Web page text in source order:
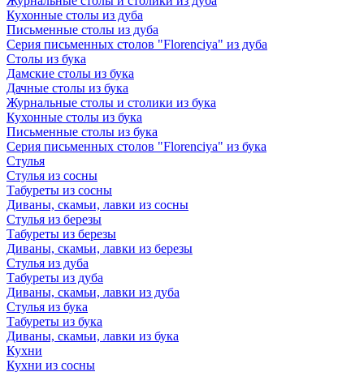
Кухонные столы из дуба
Письменные столы из дуба
Серия письменных столов "Florenciya" из дуба
Столы из бука
Дамские столы из бука
Дачные столы из бука
Журнальные столы и столики из бука
Кухонные столы из бука
Письменные столы из бука
Серия письменных столов "Florenciya" из бука
Стулья
Стулья из сосны
Табуреты из сосны
Диваны, скамьи, лавки из сосны
Стулья из березы
Табуреты из березы
Диваны, скамьи, лавки из березы
Стулья из дуба
Табуреты из дуба
Диваны, скамьи, лавки из дуба
Стулья из бука
Табуреты из бука
Диваны, скамьи, лавки из бука
Кухни
Кухни из сосны